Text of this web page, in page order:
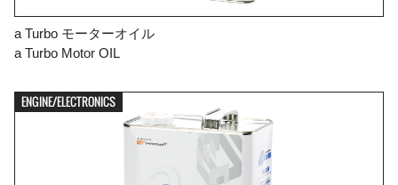
a Turbo モーターオイル
a Turbo Motor OIL
ENGINE/ELECTRONICS